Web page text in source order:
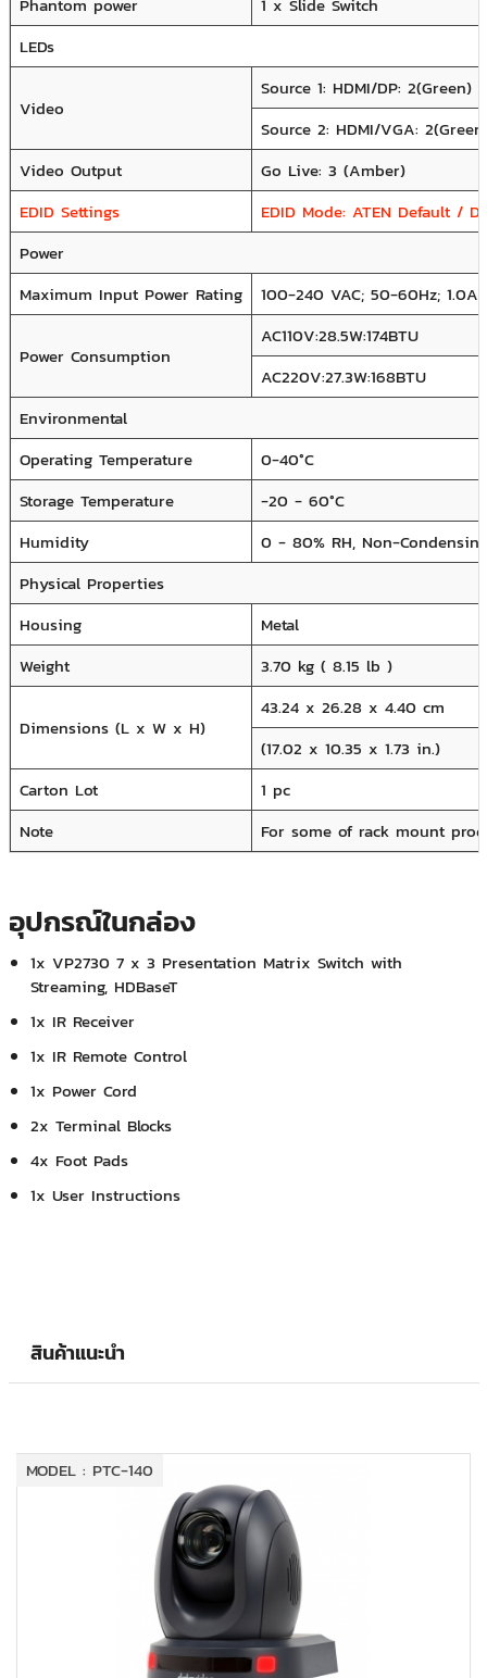
LEDs
Video
Source 1: HDMI/DP: 2(Green)
Source 2: HDMI/VGA:
Video Output
Go Live: 3 (Amber)
EDID Settings
EDID Mode: ATEN Default /
Power
Maximum Input Power Rating
100-240 VAC; 50-60Hz; 1.0A
Power Consumption
AC110V:28.5W:174BTU
AC220V:27.3W:168BTU
Environmental
Operating Temperature
0-40°C
Storage Temperature
-20 - 60°C
Humidity
0 - 80% RH, Non-Condensing
Physical Properties
Housing
Metal
Weight
3.70 kg ( 8.15 lb )
Dimensions (L x W x H)
43.24 x 26.28 x 4.40 cm
(17.02 x 10.35 x 1.73 in.)
Carton Lot
1 pc
Note
For some of rack mount
อุปกรณ์ในกล่อง
1x VP2730 7 x 3 Presentation Matrix Switch with
Streaming, HDBaseT
1x IR Receiver
1x IR Remote Control
1x Power Cord
2x Terminal Blocks
4x Foot Pads
1x User Instructions
สินค้าแนะนำ
MODEL : PTC-140